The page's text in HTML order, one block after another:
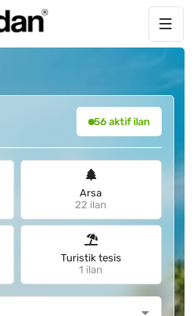
56 aktif ilan
Arsa
22 ilan
Turistik tesis
1 ilan